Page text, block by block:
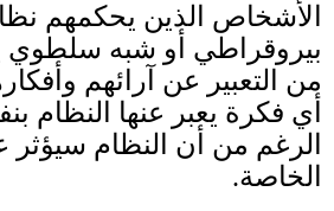
الأشخاص الذين يحكمهم
بيروقراطي أو شبه سلطوي
من التعبير عن آرائهم
أي فكرة يعبر عنها النظام
الرغم من أن النظام سيؤثر
الخاصة.